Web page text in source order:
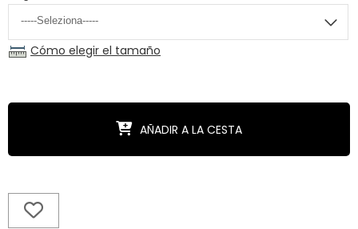
Cómo elegir el tamaño
AÑADIR A LA CESTA